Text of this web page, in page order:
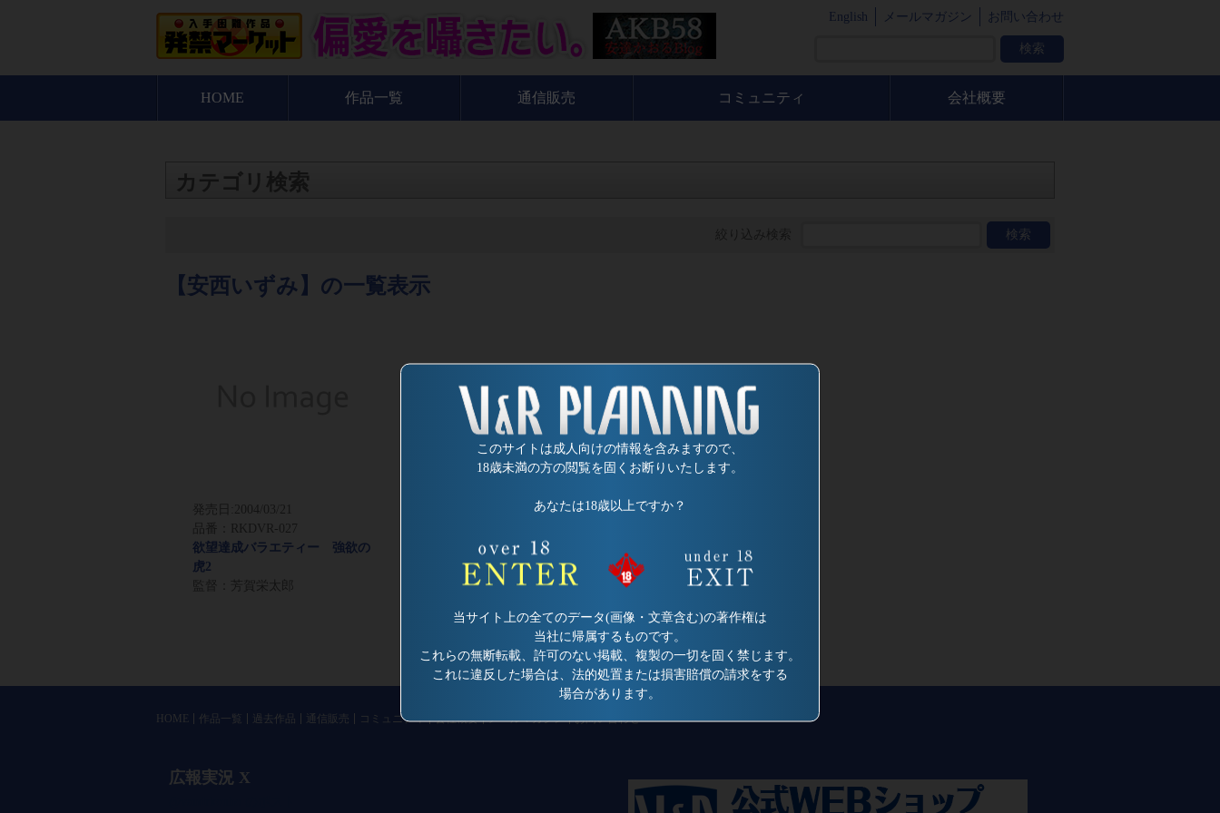
このサイトは成人向けの情報を含みますので、
18歳未満の方の閲覧を固くお断りいたします。
あなたは18歳以上ですか？
当サイト上の全てのデータ(画像・文章含む)の著作権は
当社に帰属するものです。
これらの無断転載、許可のない掲載、複製の一切を固く禁じます。
これに違反した場合は、法的処置または損害賠償の請求をする
場合があります。
English メールマガジン お問い合わせ
HOME 作品一覧 通信販売 コミュニティ 会社概要
カテゴリ検索
【安西いずみ】の一覧表示
発売日: 2004/03/21
品番：RKDVR-027
欲望達成バラエティー 強欲の
虎2
監督：芳賀栄太郎
HOME 作品一覧 過去作品 通信販売 コミュニティ 会社概要 メールマガジン お問い合わせ
広報実況 X